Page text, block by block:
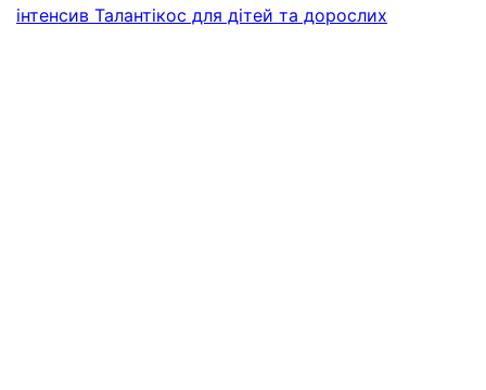
інтенсив Талантікос для дітей та дорослих